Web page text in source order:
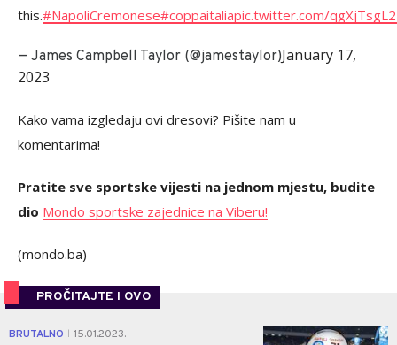
this.#NapoliCremonese#coppaitaliapic.twitter.com/
— James Campbell Taylor (@jamestaylor)January 17,
2023
Kako vama izgledaju ovi dresovi? Pišite nam u
komentarima!
Pratite sve sportske vijesti na jednom mjestu, budite
dio Mondo sportske zajednice na Viberu!
(mondo.ba)
PROČITAJTE I OVO
BRUTALNO 15.01.2023. 0